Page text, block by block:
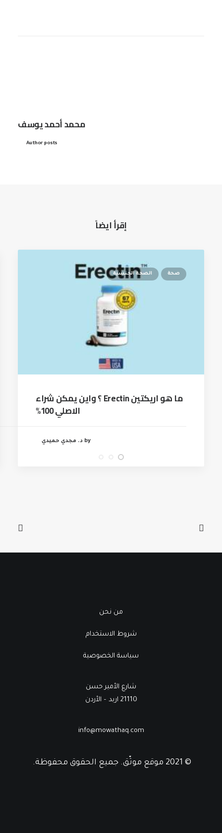
محمد أحمد يوسف
Author posts
إقرأ ايضاً
صحة الصحة الجنسية
ما هو اريكتين Erectin ؟ واين يمكن شراء
الاصلي 100%
by د. مجدي حميدي
© 2021 موقع موثّق. جميع الحقوق محفوظة.
من نحن
شروط الاستخدام
سياسة الخصوصية
شارع الأمير حسن
21110 اربد – الأردن
info@mowathaq.com